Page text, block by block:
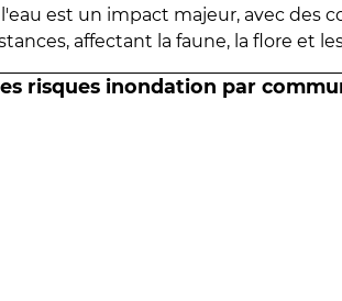
est un impact majeur, avec des
affectant la faune, la flore et
risques inondation par